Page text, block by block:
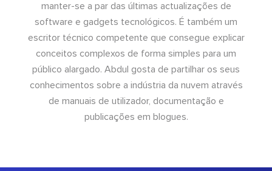
manter-se a par das últimas actualizações de
software e gadgets tecnológicos. É também um
escritor técnico competente que consegue explicar
conceitos complexos de forma simples para um
público alargado. Abdul gosta de partilhar os seus
conhecimentos sobre a indústria da nuvem através
de manuais de utilizador, documentação e
publicações em blogues.